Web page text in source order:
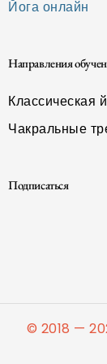
Йога онлайн
Направления
Классическая
Чакральные
Подписаться
© 2018 —